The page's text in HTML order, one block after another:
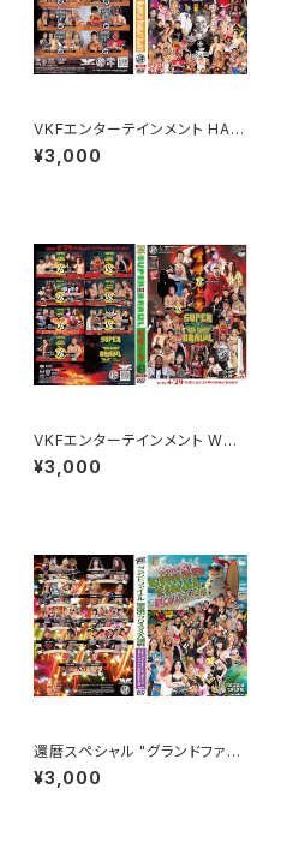
VKFエンターテインメント HAL
LOWEEN HAVOC 2025（ハロ
ウィン ハボック）
¥3,000
VKFエンターテインメント WRE
STLE NANIWA 2026
¥3,000
還暦スペシャル "グランドファイ
ナル" 聖夜のクリスマス大決戦
¥3,000